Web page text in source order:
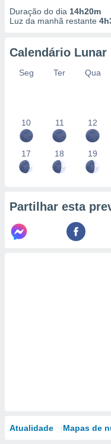
Duração do dia 14h20m
Luz da manhã restante
Calendário Lunar
Seg Ter Qua
10 11 12
17 18 19
Partilhar esta
Atualidade Mapas de